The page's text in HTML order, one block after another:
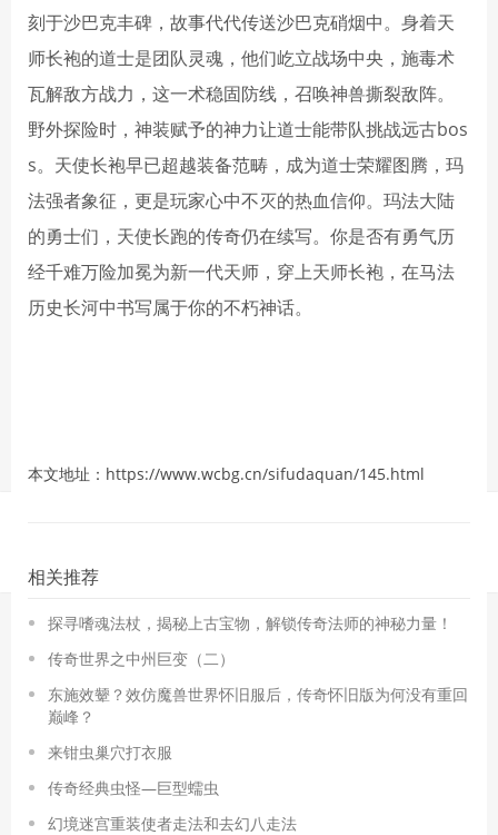
刻于沙巴克丰碑，故事代代传送沙巴克硝烟中。身着天
师长袍的道士是团队灵魂，他们屹立战场中央，施毒术
瓦解敌方战力，这一术稳固防线，召唤神兽撕裂敌阵。
野外探险时，神装赋予的神力让道士能带队挑战远古bos
s。天使长袍早已超越装备范畴，成为道士荣耀图腾，玛
法强者象征，更是玩家心中不灭的热血信仰。玛法大陆
的勇士们，天使长跑的传奇仍在续写。你是否有勇气历
经千难万险加冕为新一代天师，穿上天师长袍，在马法
历史长河中书写属于你的不朽神话。
本文地址：https://www.wcbg.cn/sifudaquan/145.html
相关推荐
探寻嗜魂法杖，揭秘上古宝物，解锁传奇法师的神秘力量！
传奇世界之中州巨变（二）
东施效颦？效仿魔兽世界怀旧服后，传奇怀旧版为何没有重回
巅峰？
来钳虫巢穴打衣服
传奇经典虫怪—巨型蠕虫
幻境迷宫重装使者走法和去幻八走法